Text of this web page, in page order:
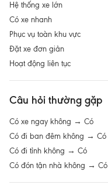
Hệ thống xe lớn
Có xe nhanh
Phục vụ toàn khu vực
Đặt xe đơn giản
Hoạt động liên tục
Câu hỏi thường gặp
Có xe ngay không → Có
Có đi ban đêm không → Có
Có đi tỉnh không → Có
Có đón tận nhà không → Có